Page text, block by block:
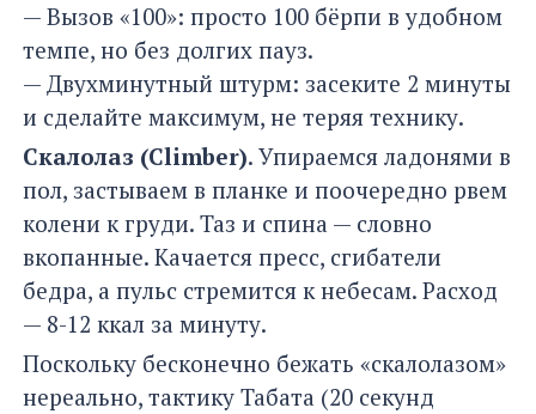
— Вызов «100»: просто 100 бёрпи в удобном
темпе, но без долгих пауз.
— Двухминутный штурм: засеките 2 минуты
и сделайте максимум, не теряя технику.
Скалолаз (Climber). Упираемся ладонями в
пол, застываем в планке и поочередно рвем
колени к груди. Таз и спина — словно
вкопанные. Качается пресс, сгибатели
бедра, а пульс стремится к небесам. Расход
— 8-12 ккал за минуту.
Поскольку бесконечно бежать «скалолазом»
нереально, тактику Табата (20 секунд